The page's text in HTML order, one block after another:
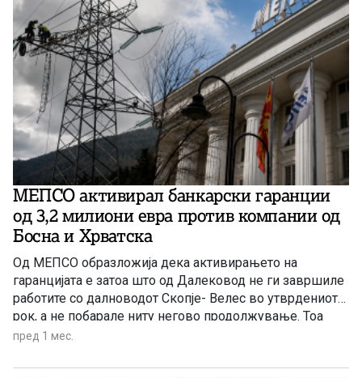
МЕПСО активирал банкарски гаранции
од 3,2 милиони евра против компании од
Босна и Хрватска
Од МЕПСО образложија дека активирањето на
гаранцијата е затоа што од Далековод не ги завршиле
работите со далноводот Скопје- Велес во утврдениот
рок, а не побарале ниту негово продолжување. Тоа
можело да се направи ако станува збор за рок кој би
немање на целосна реализација на проектот се имотно
пред 1 мес.